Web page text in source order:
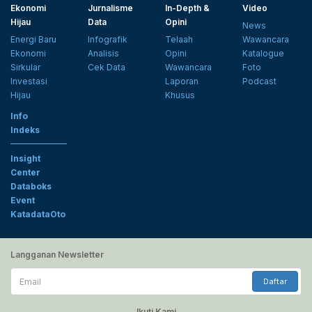
Ekonomi
Hijau
Energi Baru
Ekonomi
Sirkular
Investasi
Hijau
Jurnalisme
Data
Infografik
Analisis
Cek Data
In-Depth &
Opini
Telaah
Opini
Wawancara
Laporan
Khusus
Video
News
Wawancara
Katalogue
Foto
Podcast
Info
Indeks
Insight
Center
Databoks
Event
KatadataOto
Langganan Newsletter
Email
Daftar